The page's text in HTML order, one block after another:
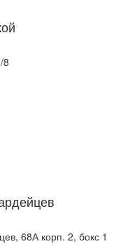
8
68А корп. 2, бокс 1